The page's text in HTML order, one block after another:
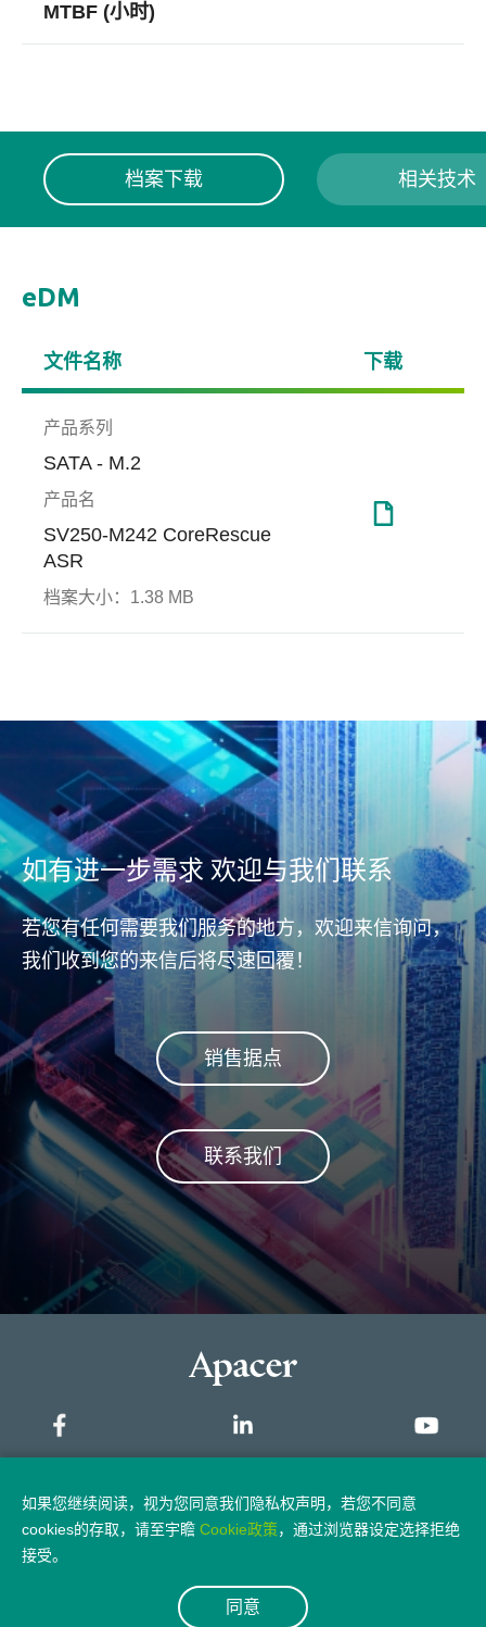
MTBF (小时)
档案下载 相关技术
eDM
文件名称 下载
产品系列
SATA - M.2
产品名
SV250-M242 CoreRescue
ASR
档案大小： 1.38 MB
端对端数据保护技术
End Data Protection)可实时侦
测与更正错误数据，确保主机
(host)和NAND储存区域之间数
据传输的完整与正确性。不论
从主机(host)到控制器
(controller)，或从控制器
(controller)到DRAM或NAND
flash闪存，皆能完整守护数据
安全。
界值
同区
工厂自动化
如有进一步需求 欢迎与我们联系
若您有任何需要我们服务的地方，欢迎来信询问，
我们收到您的来信后将尽速回覆！
销售据点
联系我们
网站地图
© 2026 Apacer Technology Inc.
如果您继续阅读，视为您同意我们隐私权声明，若您不同意
cookies的存取，请至宇瞻 Cookie政策，通过浏览器设定选择拒绝
接受。
同意